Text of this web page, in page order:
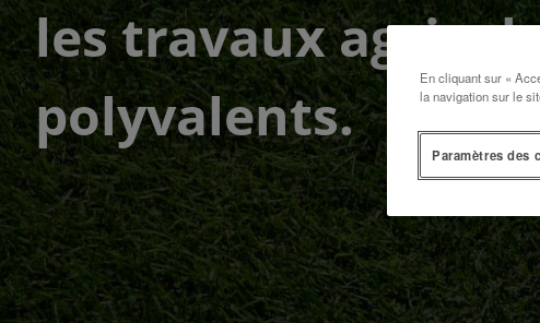
les travaux
polyvalents.
En cliquant sur «
la navigation sur le
Paramètres des